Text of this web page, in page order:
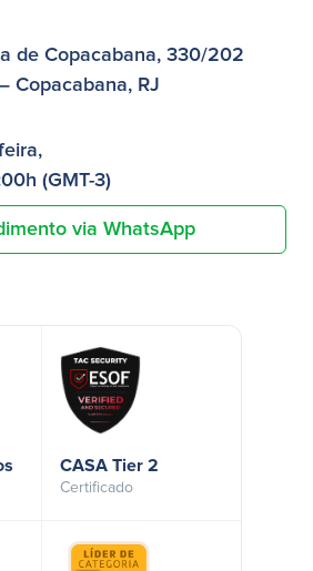
de Copacabana, 330/202
Copacabana, RJ
(GMT-3)
via WhatsApp
CASA Tier 2
Certificado